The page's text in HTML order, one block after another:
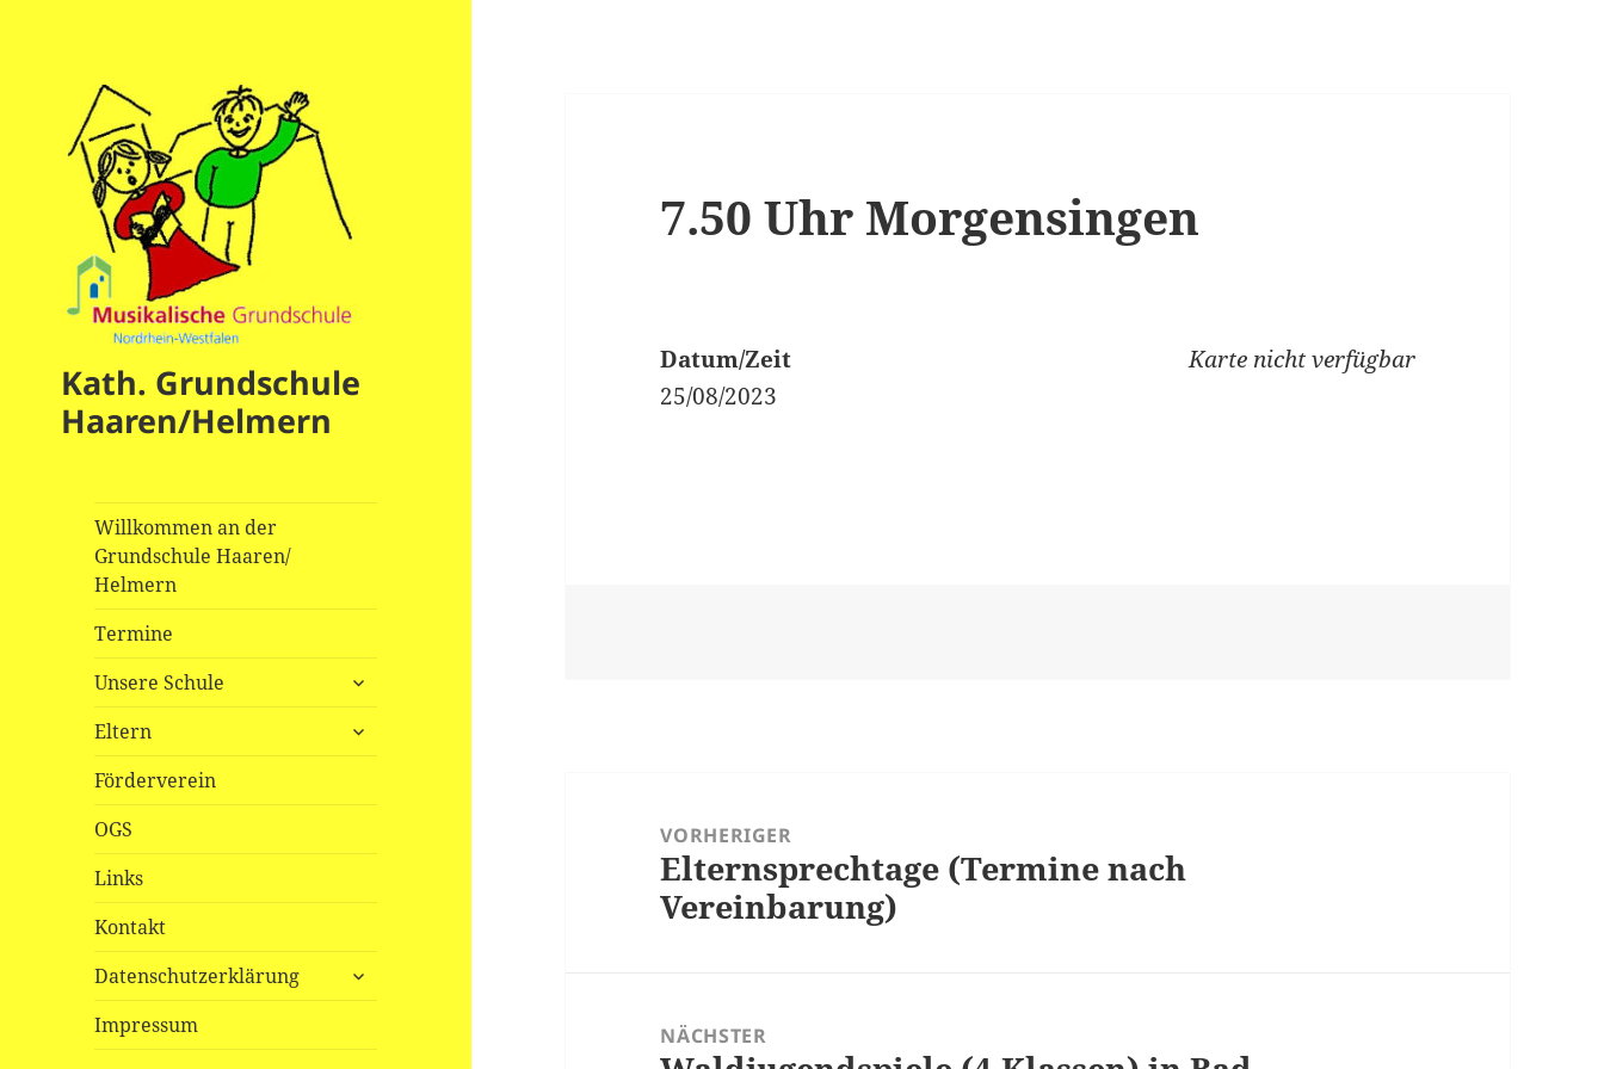
Kath. Grundschule
Haaren/Helmern
Willkommen an der
Grundschule Haaren/
Helmern
Termine
Unsere Schule
untermenü
Eltern
untermenü
Förderverein
OGS
Links
Kontakt
Datenschutzerklärung
untermenü
Impressum
7.50 Uhr Morgensingen
Karte nicht verfügbar
Datum/Zeit
25/08/2023
VORHERIGER
Vorheriger
Beitrag:
Elternsprechtage (Termine nach
Vereinbarung)
NÄCHSTER